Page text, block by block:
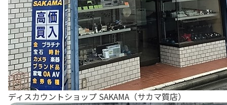
ディスカウントショップ SAKAMA（サカマ質店）